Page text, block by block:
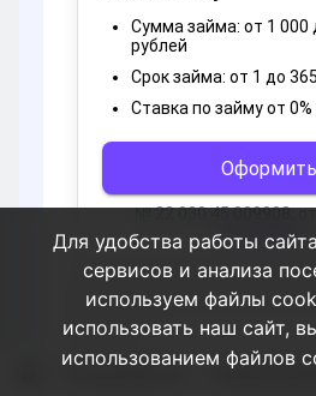
Пользователи
Для удобства работы
сервисов и анализа
используем файлы
использовать наш сайт,
использованием файлов